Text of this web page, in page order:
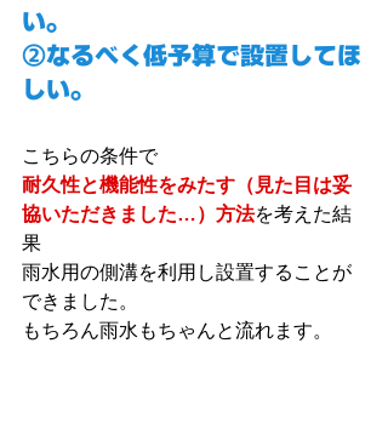
い。
②なるべく低予算で設置してほ
しい。
こちらの条件で
耐久性と機能性をみたす（見た目は妥
協いただきました…）方法を考えた結
果
雨水用の側溝を利用し設置することが
できました。
もちろん雨水もちゃんと流れます。